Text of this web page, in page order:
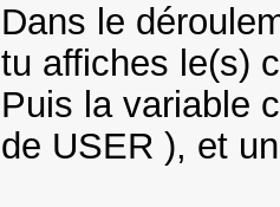
Dans le
tu affiches le(s)
Puis la variable
de USER ), et